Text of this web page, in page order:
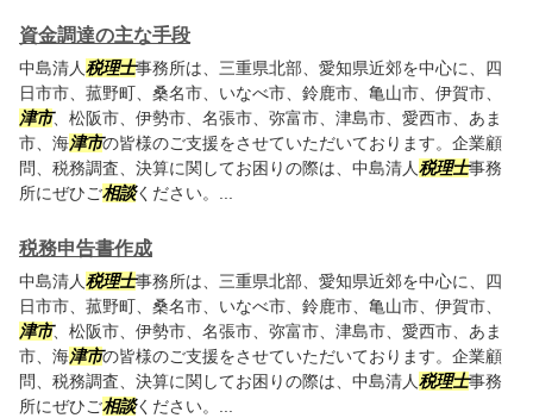
資金調達の主な手段
中島清人税理士事務所は、三重県北部、愛知県近郊を中心に、四
日市市、菰野町、桑名市、いなべ市、鈴鹿市、亀山市、伊賀市、
津市、松阪市、伊勢市、名張市、弥富市、津島市、愛西市、あま
市、海津市の皆様のご支援をさせていただいております。企業顧
問、税務調査、決算に関してお困りの際は、中島清人税理士事務
所にぜひご相談ください。...
税務申告書作成
中島清人税理士事務所は、三重県北部、愛知県近郊を中心に、四
日市市、菰野町、桑名市、いなべ市、鈴鹿市、亀山市、伊賀市、
津市、松阪市、伊勢市、名張市、弥富市、津島市、愛西市、あま
市、海津市の皆様のご支援をさせていただいております。企業顧
問、税務調査、決算に関してお困りの際は、中島清人税理士事務
所にぜひご相談ください。...